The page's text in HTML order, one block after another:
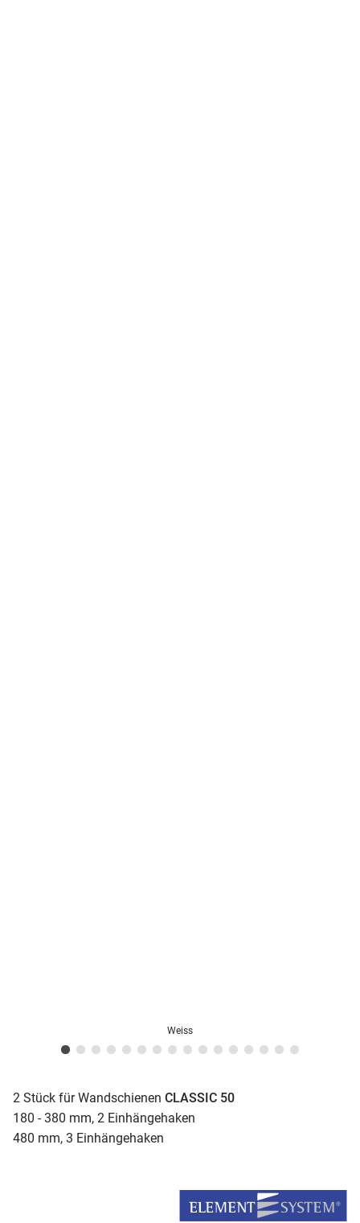
Weiss
2 Stück für Wandschienen CLASSIC 50
180 - 380 mm, 2 Einhängehaken
480 mm, 3 Einhängehaken